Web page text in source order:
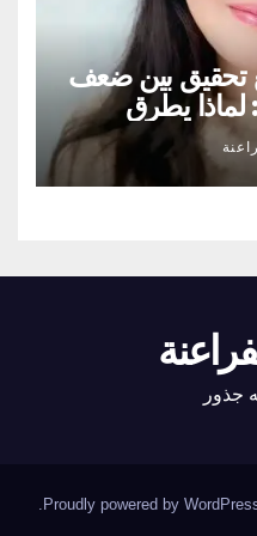
تحقيق بين ضعف
لماذا يطرق
جذور
Proudly powered by
.